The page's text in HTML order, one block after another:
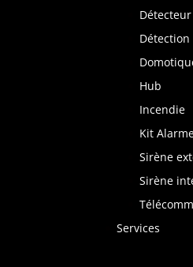
Hub
Incendie
Kit
Sirène
Sirène
Services